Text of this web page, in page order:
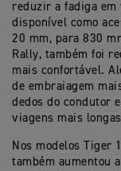
reduzir a fadiga em
disponível como
20 mm, para 830
Rally, também foi
mais confortável.
de embraiagem
dedos do condutor
viagens mais
Nos modelos Tiger
também aumentou